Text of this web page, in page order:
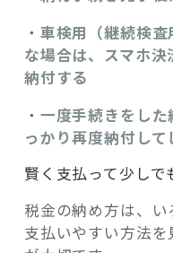
・ 車検用（継続検
な場合は、スマホ
納付する
・ 一度手続きをした
っかり再度納付し
賢く支払って少しで
税金の納め方は、
支払いやすい方法